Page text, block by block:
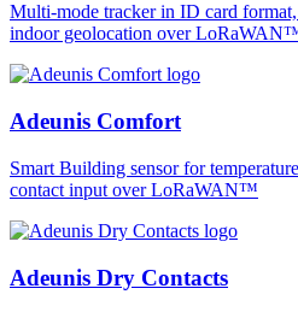
Multi-mode tracker in ID card
indoor geolocation over
Adeunis Comfort
Smart Building sensor for
contact input over LoRaWAN™
Adeunis Dry Contacts